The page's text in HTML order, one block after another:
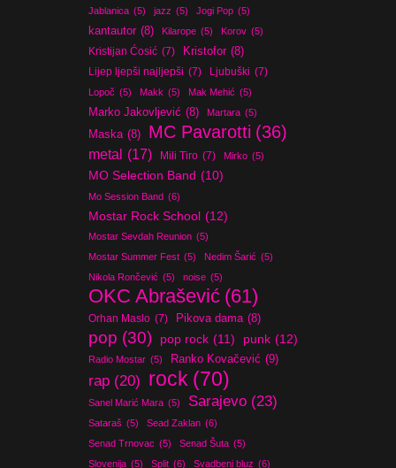
Jablanica (5) jazz (5) Jogi Pop (5)
kantautor (8) Kilarope (5) Korov (5)
Kristijan Ćosić (7) Kristofor (8)
Lijep ljepši najljepši (7) Ljubuški (7)
Lopoč (5) Makk (5) Mak Mehić (5)
Marko Jakovljević (8) Martara (5)
Maska (8) MC Pavarotti (36)
metal (17) Mili Tiro (7) Mirko (5)
MO Selection Band (10)
Mo Session Band (6)
Mostar Rock School (12)
Mostar Sevdah Reunion (5)
Mostar Summer Fest (5) Nedim Šarić (5)
Nikola Rončević (5) noise (5)
OKC Abrašević (61)
Orhan Maslo (7) Pikova dama (8)
pop (30) pop rock (11) punk (12)
Radio Mostar (5) Ranko Kovačević (9)
rap (20) rock (70)
Sanel Marić Mara (5) Sarajevo (23)
Sataraš (5) Sead Zaklan (6)
Senad Trnovac (5) Senad Šuta (5)
Slovenija (5) Split (6) Svadbeni bluz (6)